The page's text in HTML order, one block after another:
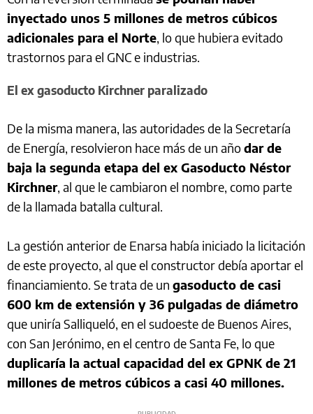
inyectado unos 5 millones de metros cúbicos
adicionales para el Norte, lo que hubiera evitado
trastornos para el GNC e industrias.
El ex gasoducto Kirchner paralizado
De la misma manera, las autoridades de la Secretaría
de Energía, resolvieron hace más de un añodar de
baja la segunda etapa del ex Gasoducto Néstor
Kirchner, al que le cambiaron el nombre, como parte
de la llamada batalla cultural.
La gestión anterior de Enarsa había iniciado la licitación
de este proyecto, al que el constructor debía aportar el
financiamiento. Se trata de un gasoducto de casi
600 km de extensión y 36 pulgadas de diámetro
que uniría Salliqueló, en el sudoeste de Buenos Aires,
con San Jerónimo, en el centro de Santa Fe, lo que
duplicaría la actual capacidad del ex GPNK de 21
millones de metros cúbicos a casi 40 millones.